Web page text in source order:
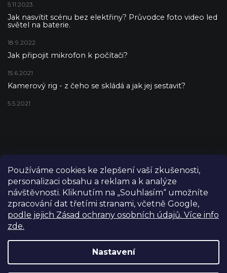
Používáme cookies ke zlepšení vaší zkušenosti,
personalizaci obsahu a reklam a k analýze
návštěvnosti. Kliknutím na „Souhlasím“ umožníte
zpracování dat třetími stranami, včetně Google,
podle jejich Zásad ochrany osobních údajů. Více info
zde.
Nastavení
5.11.2023
Jak nasvítit scénu bez elektřiny? Průvodce foto video led
světel na baterie.
18.9.2022
Jak připojit mikrofon k počítači?
15.6.2021
Kamerový rig - z čeho se skládá a jak jej sestavit?
5.5.2021
Copyright 2026FILM-TECHNIKA. Všechna práva vyhrazena.
Upravit nastavení cookies